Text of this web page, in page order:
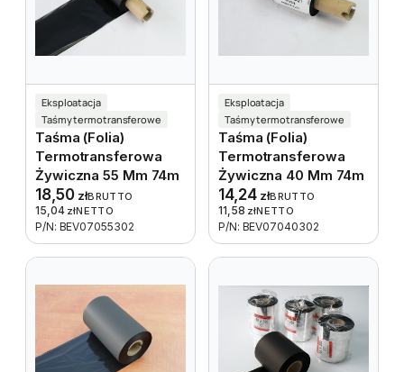
Eksploatacja
Taśmy termotransferowe
Taśma (folia)
Termotransferowa
Żywiczna 55 Mm 74m
18,50 złBRUTTO
15,04 złNETTO
P/N: BEV07055302
Eksploatacja
Taśmy termotransferowe
Taśma (folia)
Termotransferowa
Żywiczna 40 Mm 74m
14,24 złBRUTTO
11,58 złNETTO
P/N: BEV07040302